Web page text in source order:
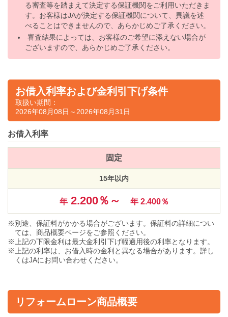
る審査等を踏まえて決定する保証機関をご利用いただきま
す。お客様はJAが決定する保証機関について、異議を述
べることはできませんので、あらかじめご了承ください。
審査結果によっては、お客様のご希望に添えない場合が
ございますので、あらかじめご了承ください。
お借入利率および金利引下げ条件
取扱い期間：
2026年08月08日～2026年08月31日
お借入利率
固定
15年以内
年2.200％～ 年 2.400％
別途、保証料がかかる場合がございます。保証料の詳細につい
ては、商品概要ページをご参照ください。
上記の下限金利は最大金利引下げ幅適用後の利率となります。
上記の利率は、お借入時の金利と異なる場合があります。詳し
くはJAにお問い合わせください。
リフォームローン商品概要